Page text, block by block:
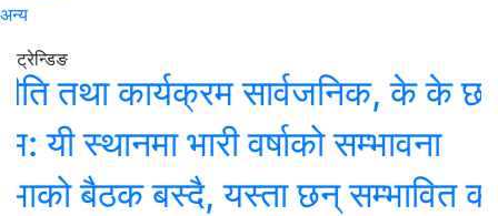
अन्य
ट्रेन्डिङ
कार्यक्रम सार्वजनिक, के के छन्
भारी वर्षाको सम्भावना
बैठक बस्दै, यस्ता छन् सम्भावित